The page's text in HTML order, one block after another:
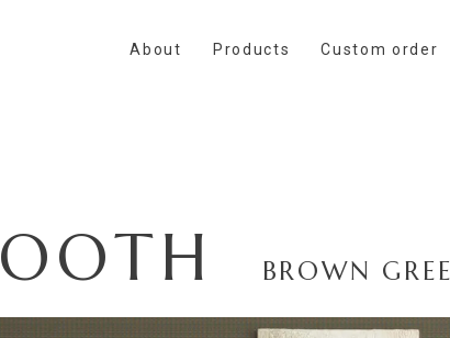
About Products Custom order
BROWN